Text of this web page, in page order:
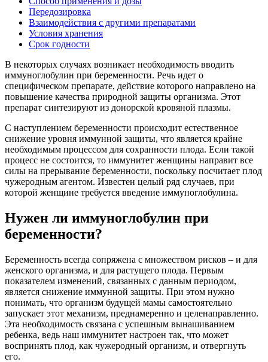
Передозировка
Взаимодействия с другими препаратами
Условия хранения
Срок годности
В некоторых случаях возникает необходимость вводить
иммуноглобулин при беременности. Речь идет о
специфическом препарате, действие которого направлено на
повышение качества природной защиты организма. Этот
препарат синтезируют из донорской кровяной плазмы.
С наступлением беременности происходит естественное
снижение уровня иммунной защиты, что является крайне
необходимым процессом для сохранности плода. Если такой
процесс не состоится, то иммунитет женщины направит все
силы на прерывание беременности, поскольку посчитает плод
чужеродным агентом. Известен целый ряд случаев, при
которой женщине требуется введение иммуноглобулина.
Нужен ли иммуноглобулин при
беременности?
Беременность всегда сопряжена с множеством рисков – и для
женского организма, и для растущего плода. Первым
показателем изменений, связанных с данным периодом,
является снижение иммунной защиты. При этом нужно
понимать, что организм будущей мамы самостоятельно
запускает этот механизм, преднамеренно и целенаправленно.
Эта необходимость связана с успешным вынашиванием
ребенка, ведь наш иммунитет настроен так, что может
воспринять плод, как чужеродный организм, и отвергнуть
его.